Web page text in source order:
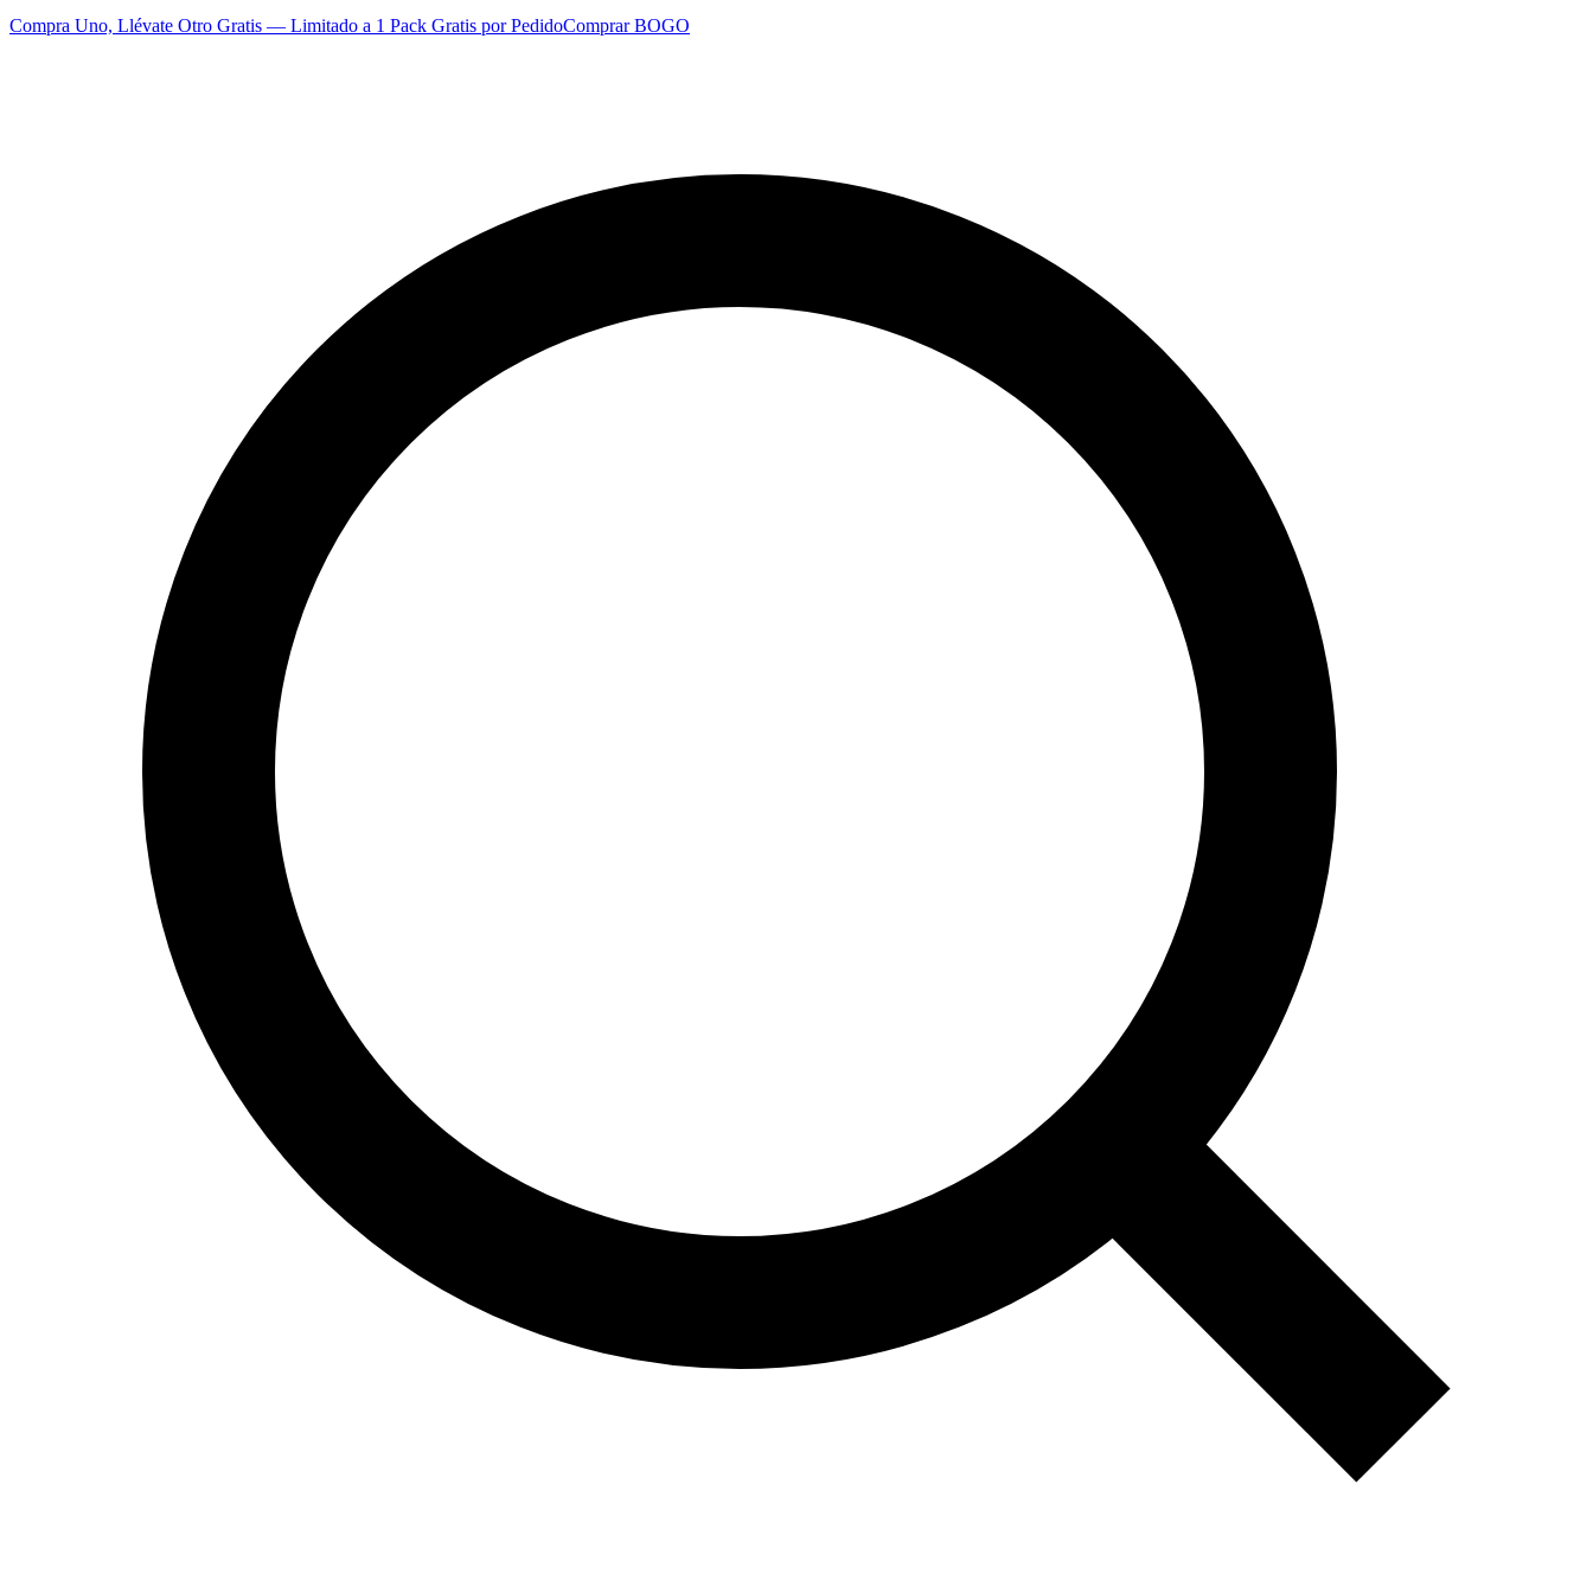
Compra Uno, Llévate Otro Gratis — Limitado a 1 Pack Gratis por PedidoComprar BOGO